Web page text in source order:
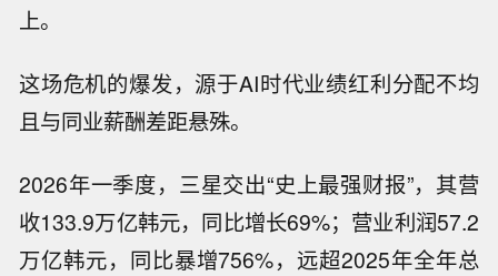
上。
这场危机的爆发，源于AI时代业绩红利分配不均
且与同业薪酬差距悬殊。
2026年一季度，三星交出“史上最强财报”，其营
收133.9万亿韩元，同比增长69%；营业利润57.2
万亿韩元，同比暴增756%，远超2025年全年总